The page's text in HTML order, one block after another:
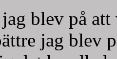
blev på att
jag blev